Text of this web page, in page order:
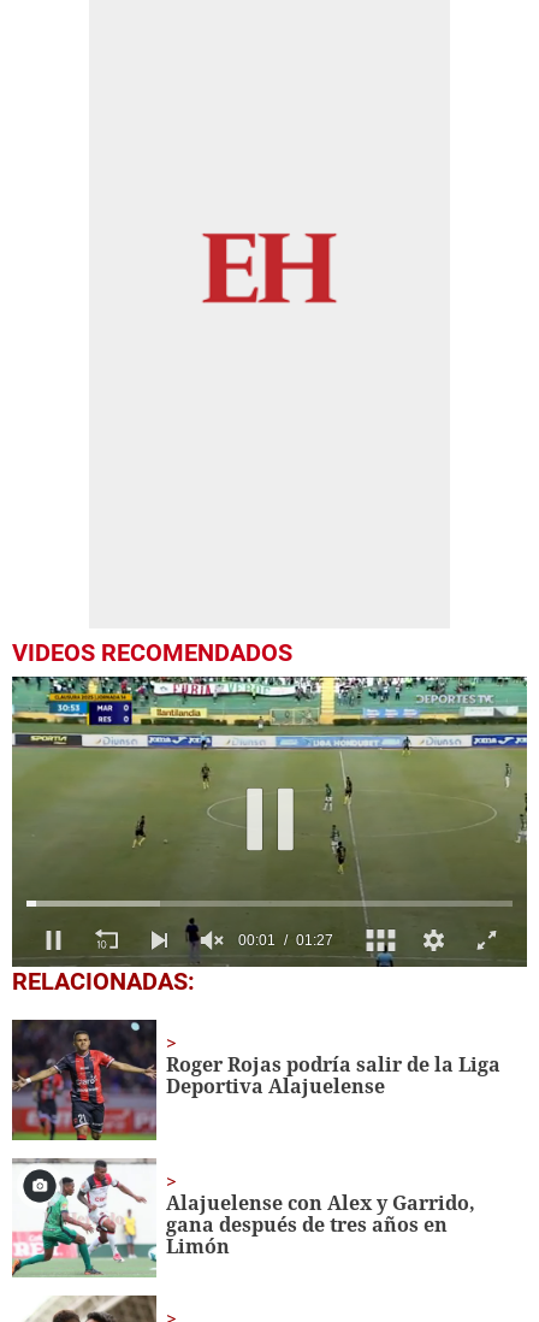
VIDEOS RECOMENDADOS
0
of
minute,
27
seconds
RELACIONADAS:
Roger Rojas podría salir de la Liga
Deportiva Alajuelense
Alajuelense con Alex y Garrido,
gana después de tres años en
Limón